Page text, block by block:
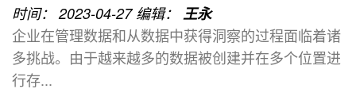
时间： 2023-04-27 编辑： 王永
企业在管理数据和从数据中获得洞察的过程面临着诸
多挑战。由于越来越多的数据被创建并在多个位置进
行存...